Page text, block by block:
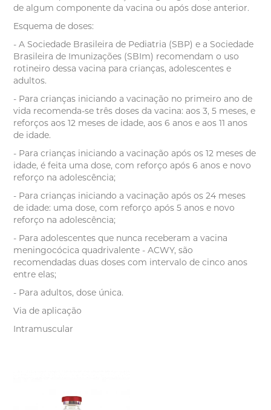
de algum componente da vacina ou após dose anterior.
Esquema de doses:
- A Sociedade Brasileira de Pediatria (SBP) e a Sociedade
Brasileira de Imunizações (SBIm) recomendam o uso
rotineiro dessa vacina para crianças, adolescentes e
adultos.
- Para crianças iniciando a vacinação no primeiro ano de
vida recomenda-se três doses da vacina: aos 3, 5 meses, e
reforços aos 12 meses de idade, aos 6 anos e aos 11 anos
de idade.
- Para crianças iniciando a vacinação após os 12 meses de
idade, é feita uma dose, com reforço após 6 anos e novo
reforço na adolescência;
- Para crianças iniciando a vacinação após os 24 meses
de idade: uma dose, com reforço após 5 anos e novo
reforço na adolescência;
- Para adolescentes que nunca receberam a vacina
meningocócica quadrivalente - ACWY, são
recomendadas duas doses com intervalo de cinco anos
entre elas;
- Para adultos, dose única.
Via de aplicação
Intramuscular